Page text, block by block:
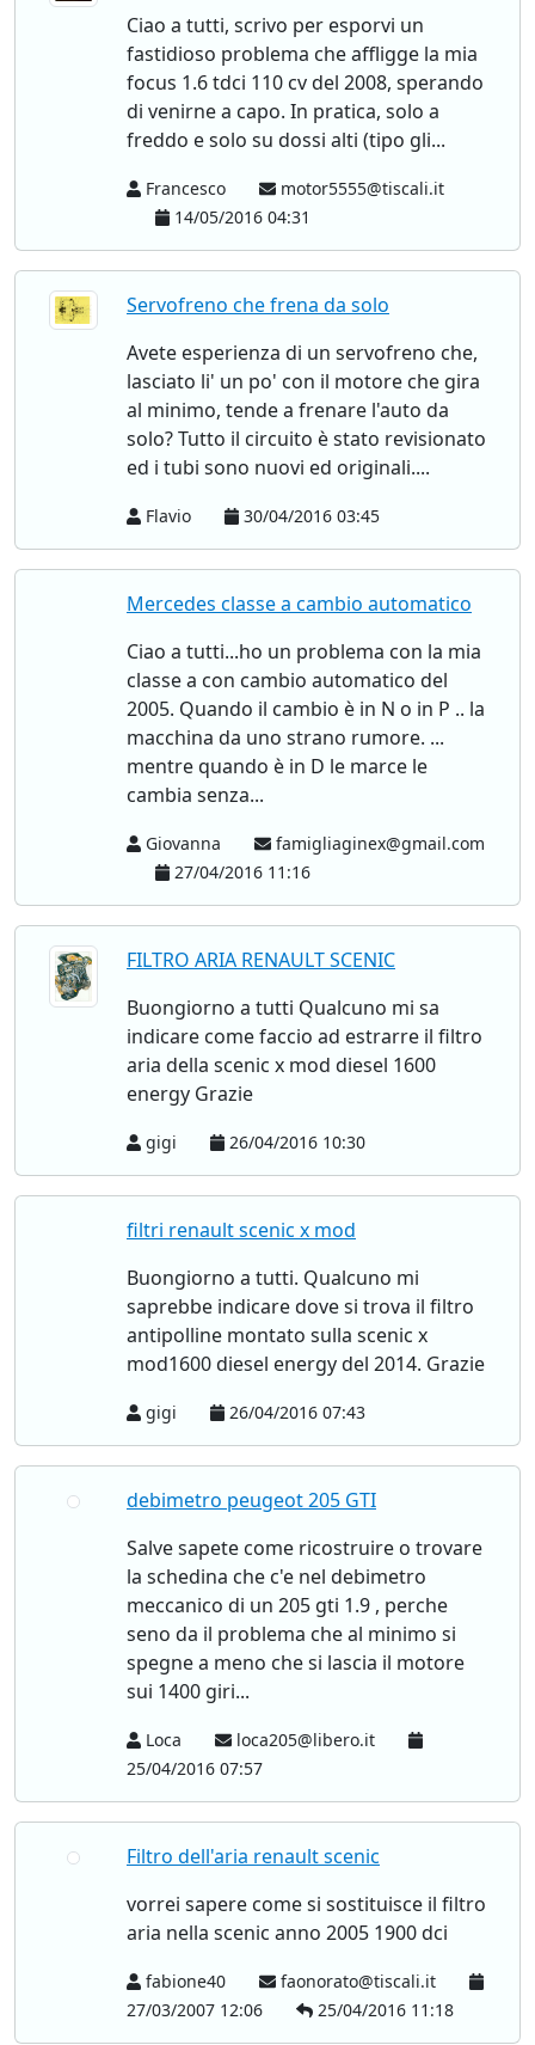
Ciao a tutti, scrivo per esporvi un
fastidioso problema che affligge la mia
focus 1.6 tdci 110 cv del 2008, sperando
di venirne a capo. In pratica, solo a
freddo e solo su dossi alti (tipo gli...
Francesco
motor5555@tiscali.it
14/05/2016 04:31
Servofreno che frena da solo
Avete esperienza di un servofreno che,
lasciato li' un po' con il motore che gira
al minimo, tende a frenare l'auto da
solo? Tutto il circuito è stato revisionato
ed i tubi sono nuovi ed originali....
Flavio 30/04/2016 03:45
Mercedes classe a cambio automatico
Ciao a tutti...ho un problema con la mia
classe a con cambio automatico del
2005. Quando il cambio è in N o in P .. la
macchina da uno strano rumore. ...
mentre quando è in D le marce le
cambia senza...
Giovanna
famigliaginex@gmail.com
27/04/2016 11:16
FILTRO ARIA RENAULT SCENIC
Buongiorno a tutti Qualcuno mi sa
indicare come faccio ad estrarre il filtro
aria della scenic x mod diesel 1600
energy Grazie
gigi 26/04/2016 10:30
filtri renault scenic x mod
Buongiorno a tutti. Qualcuno mi
saprebbe indicare dove si trova il filtro
antipolline montato sulla scenic x
mod1600 diesel energy del 2014. Grazie
gigi 26/04/2016 07:43
debimetro peugeot 205 GTI
Salve sapete come ricostruire o trovare
la schedina che c'e nel debimetro
meccanico di un 205 gti 1.9 , perche
seno da il problema che al minimo si
spegne a meno che si lascia il motore
sui 1400 giri...
Loca
loca205@libero.it
25/04/2016 07:57
Filtro dell'aria renault scenic
vorrei sapere come si sostituisce il filtro
aria nella scenic anno 2005 1900 dci
fabione40
faonorato@tiscali.it
27/03/2007 12:06
25/04/2016 11:18